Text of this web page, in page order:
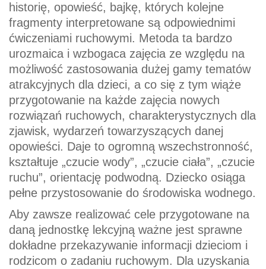
historię, opowieść, bajkę, których kolejne
fragmenty interpretowane są odpowiednimi
ćwiczeniami ruchowymi. Metoda ta bardzo
urozmaica i wzbogaca zajęcia ze względu na
możliwość zastosowania dużej gamy tematów
atrakcyjnych dla dzieci, a co się z tym wiąże
przygotowanie na każde zajęcia nowych
rozwiązań ruchowych, charakterystycznych dla
zjawisk, wydarzeń towarzyszących danej
opowieści. Daje to ogromną wszechstronność,
kształtuje „czucie wody”, „czucie ciała”, „czucie
ruchu”, orientację podwodną. Dziecko osiąga
pełne przystosowanie do środowiska wodnego.
Aby zawsze realizować cele przygotowane na
daną jednostkę lekcyjną ważne jest sprawne
dokładne przekazywanie informacji dzieciom i
rodzicom o zadaniu ruchowym. Dla uzyskania